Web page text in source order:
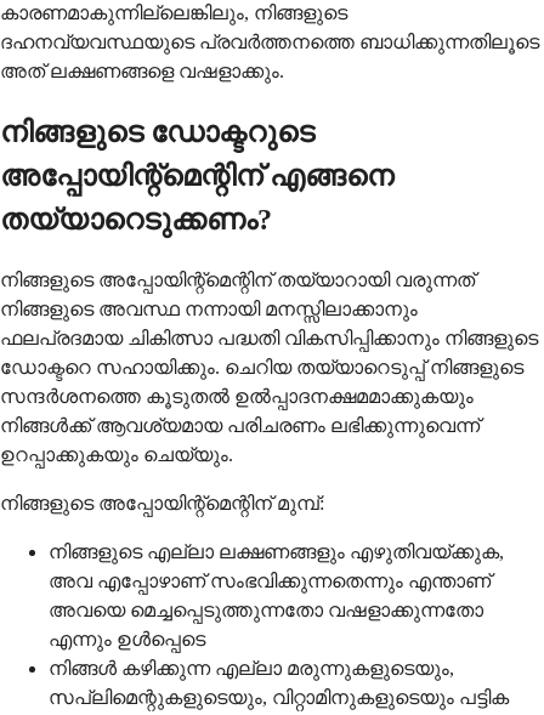
കാരണമാകുന്നില്ലെങ്കിലും, നിങ്ങളുടെ
ദഹനവ്യവസ്ഥയുടെ പ്രവര്‍ത്തനത്തെ ബാധിക്കുന്നതിലൂടെ
അത് ലക്ഷണങ്ങളെ വഷളാക്കും.
നിങ്ങളുടെ ഡോക്ടറുടെ
അപ്പോയിന്റ്‌മെന്റിന് എങ്ങനെ
തയ്യാറെടുക്കണം?
നിങ്ങളുടെ അപ്പോയിന്റ്‌മെന്റിന് തയ്യാറായി വരുന്നത്
നിങ്ങളുടെ അവസ്ഥ നന്നായി മനസ്സിലാക്കാനും
ഫലപ്രദമായ ചികിത്സാ പദ്ധതി വികസിപ്പിക്കാനും നിങ്ങളുടെ
ഡോക്ടറെ സഹായിക്കും. ചെറിയ തയ്യാറെടുപ്പ് നിങ്ങളുടെ
സന്ദര്‍ശനത്തെ കൂടുതല്‍ ഉല്‍പ്പാദനക്ഷമമാക്കുകയും
നിങ്ങള്‍ക്ക് ആവശ്യമായ പരിചരണം ലഭിക്കുന്നുവെന്ന്
ഉറപ്പാക്കുകയും ചെയ്യും.
നിങ്ങളുടെ അപ്പോയിന്റ്‌മെന്റിന് മുമ്പ്:
നിങ്ങളുടെ എല്ലാ ലക്ഷണങ്ങളും എഴുതിവയ്ക്കുക,
അവ എപ്പോഴാണ് സംഭവിക്കുന്നതെന്നും എന്താണ്
അവയെ മെച്ചപ്പെടുത്തുന്നതോ വഷളാക്കുന്നതോ
എന്നും ഉള്‍പ്പെടെ
നിങ്ങൾ കഴിക്കുന്ന എല്ലാ മരുന്നുകളുടെയും,
സപ്ലിമെന്റുകളുടെയും, വിറ്റാമിനുകളുടെയും പട്ടിക